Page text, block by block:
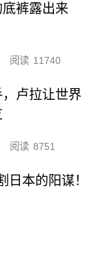
裤露出来
阅读 11740
卢拉让世界
阅读 8751
本的阳谋！